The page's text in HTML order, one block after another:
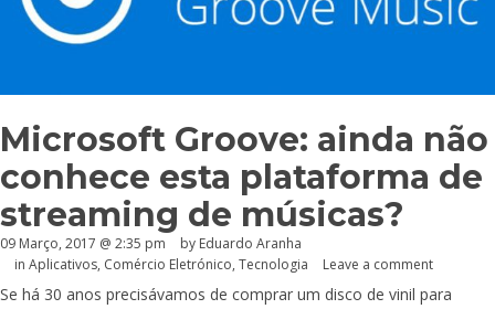
Microsoft Groove: ainda não
conhece esta plataforma de
streaming de músicas?
09 Março, 2017 @ 2:35 pm by Eduardo Aranha
in Aplicativos, Comércio Eletrónico, Tecnologia Leave a comment
Se há 30 anos precisávamos de comprar um disco de vinil para